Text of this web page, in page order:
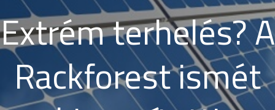
Extrém terhelés? A
Rackforest ismét